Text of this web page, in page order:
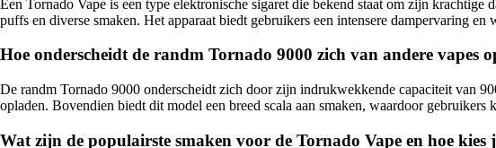
Een Tornado Vape is een type elektronische sigaret die bekend staat om zijn
puffs en diverse smaken. Het apparaat biedt gebruikers een intensere dampervaring
Hoe onderscheidt de randm Tornado 9000 zich van andere vapes
De randm Tornado 9000 onderscheidt zich door zijn indrukwekkende capaciteit van
opladen. Bovendien biedt dit model een breed scala aan smaken, waardoor
Wat zijn de populairste smaken voor de Tornado Vape en hoe kies